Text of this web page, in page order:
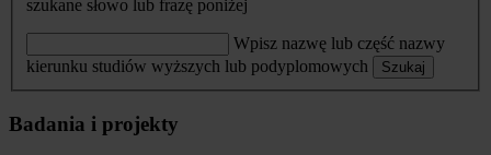
szukane słowo lub frazę poniżej
Wpisz nazwę lub część nazwy
kierunku studiów wyższych lub podyplomowych
Szukaj
Badania i projekty